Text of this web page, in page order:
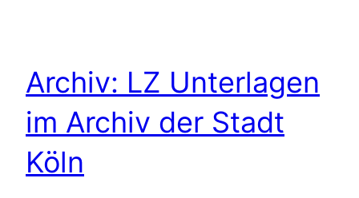
Archiv: LZ Unterlagen
im Archiv der Stadt
Köln